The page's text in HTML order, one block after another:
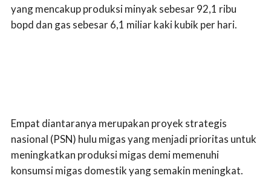
yang mencakup produksi minyak sebesar 92,1 ribu
bopd dan gas sebesar 6,1 miliar kaki kubik per hari.
Empat diantaranya merupakan proyek strategis
nasional (PSN) hulu migas yang menjadi prioritas untuk
meningkatkan produksi migas demi memenuhi
konsumsi migas domestik yang semakin meningkat.